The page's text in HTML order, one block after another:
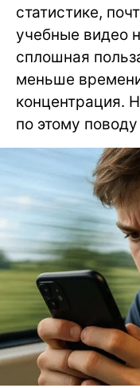
статистике,
учебные видео
сплошная
меньше
концентрация.
по этому